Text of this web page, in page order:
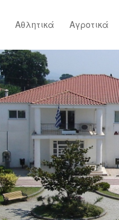
Αθλητικά Αγροτικά